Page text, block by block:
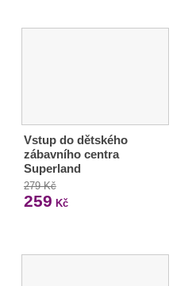
Vstup do dětského
zábavního centra
Superland
279 Kč
259 Kč